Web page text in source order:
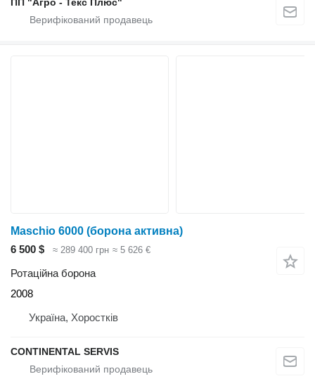
Maschio 6000 (борона активна)
6 500 $
≈ 289 400 грн ≈ 5 626 €
Ротаційна борона
2008
Україна, Хоростків
CONTINENTAL SERVIS